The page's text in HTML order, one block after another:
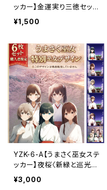
ッカー】金運実り三徳セット
〈3枚セット〉（利用コード3ヶ
月分付き）
¥1,500
YZK-6-A【うまさく巫女ステ
ッカー】夜桜〈新緑と巡光の
六守〉（利用コード6ヶ月付
き）
¥3,000